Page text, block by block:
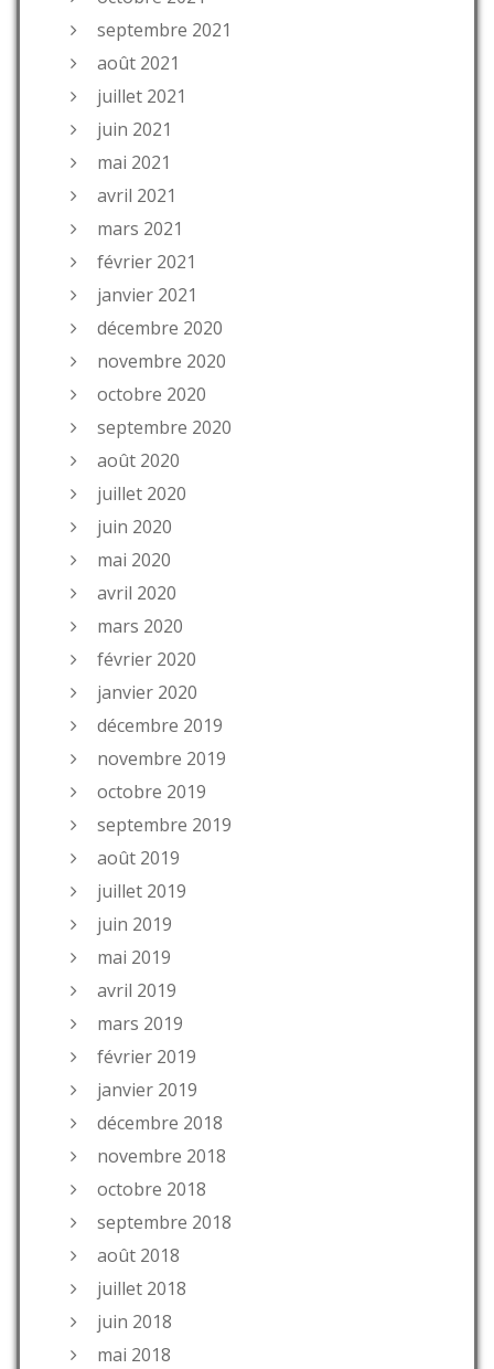
septembre 2021
août 2021
juillet 2021
juin 2021
mai 2021
avril 2021
mars 2021
février 2021
janvier 2021
décembre 2020
novembre 2020
octobre 2020
septembre 2020
août 2020
juillet 2020
juin 2020
mai 2020
avril 2020
mars 2020
février 2020
janvier 2020
décembre 2019
novembre 2019
octobre 2019
septembre 2019
août 2019
juillet 2019
juin 2019
mai 2019
avril 2019
mars 2019
février 2019
janvier 2019
décembre 2018
novembre 2018
octobre 2018
septembre 2018
août 2018
juillet 2018
juin 2018
mai 2018